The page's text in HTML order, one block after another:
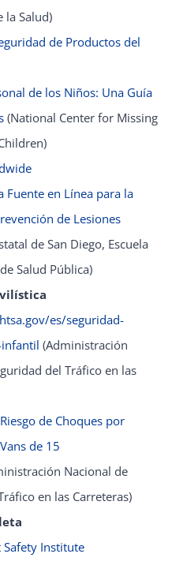
la Salud)
de Productos del
de los Niños: Una Guía
(National Center for Missing
Fuente en Línea para la
de Lesiones
de San Diego, Escuela
Salud Pública)
es/seguridad-
(Administración
del Tráfico en las
de Choques por
de 15
Nacional de
en las Carreteras)
Safety Institute